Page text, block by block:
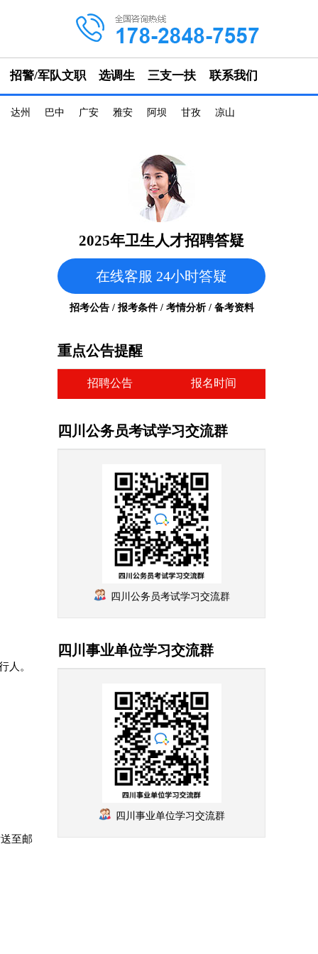
招警/军队文职 选调生 三支一扶 联系我们
达州 巴中 广安 雅安 阿坝 甘孜 凉山
人。
至邮
2025年卫生人才招聘答疑
在线客服 24小时答疑
招考公告 / 报考条件 / 考情分析 / 备考资料
重点公告提醒
招聘公告 报名时间
四川公务员考试学习交流群
四川公务员考试学习交流群
四川事业单位学习交流群
四川事业单位学习交流群